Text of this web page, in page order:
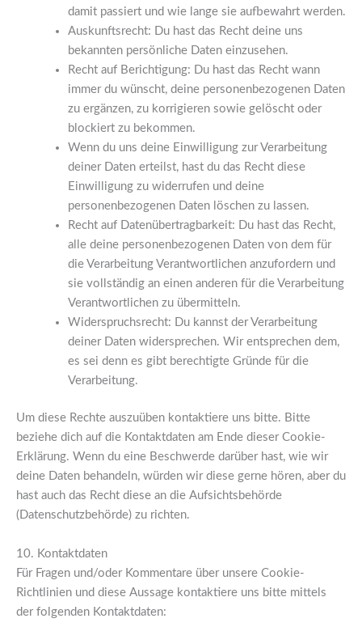
damit passiert und wie lange sie aufbewahrt werden.
Auskunftsrecht: Du hast das Recht deine uns
bekannten persönliche Daten einzusehen.
Recht auf Berichtigung: Du hast das Recht wann
immer du wünscht, deine personenbezogenen Daten
zu ergänzen, zu korrigieren sowie gelöscht oder
blockiert zu bekommen.
Wenn du uns deine Einwilligung zur Verarbeitung
deiner Daten erteilst, hast du das Recht diese
Einwilligung zu widerrufen und deine
personenbezogenen Daten löschen zu lassen.
Recht auf Datenübertragbarkeit: Du hast das Recht,
alle deine personenbezogenen Daten von dem für
die Verarbeitung Verantwortlichen anzufordern und
sie vollständig an einen anderen für die Verarbeitung
Verantwortlichen zu übermitteln.
Widerspruchsrecht: Du kannst der Verarbeitung
deiner Daten widersprechen. Wir entsprechen dem,
es sei denn es gibt berechtigte Gründe für die
Verarbeitung.
Um diese Rechte auszuüben kontaktiere uns bitte. Bitte
beziehe dich auf die Kontaktdaten am Ende dieser Cookie-
Erklärung. Wenn du eine Beschwerde darüber hast, wie wir
deine Daten behandeln, würden wir diese gerne hören, aber du
hast auch das Recht diese an die Aufsichtsbehörde
(Datenschutzbehörde) zu richten.
10. Kontaktdaten
Für Fragen und/oder Kommentare über unsere Cookie-
Richtlinien und diese Aussage kontaktiere uns bitte mittels
der folgenden Kontaktdaten: